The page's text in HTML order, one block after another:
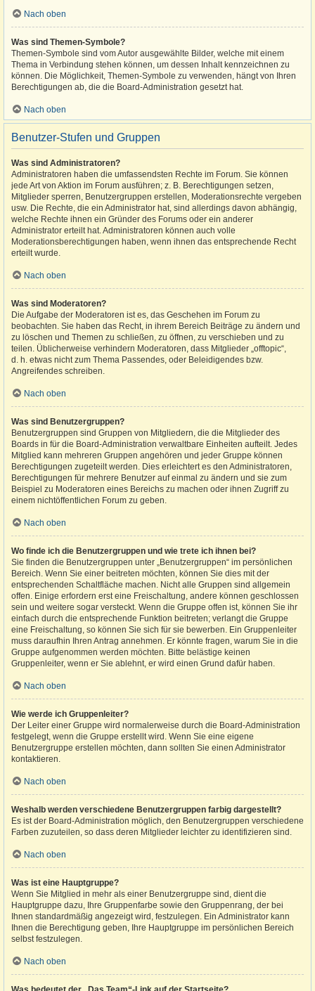
Nach oben
Was sind Themen-Symbole?
Themen-Symbole sind vom Autor ausgewählte Bilder, welche mit einem
Thema in Verbindung stehen können, um dessen Inhalt kennzeichnen zu
können. Die Möglichkeit, Themen-Symbole zu verwenden, hängt von Ihren
Berechtigungen ab, die die Board-Administration gesetzt hat.
Nach oben
Benutzer-Stufen und Gruppen
Was sind Administratoren?
Administratoren haben die umfassendsten Rechte im Forum. Sie können
jede Art von Aktion im Forum ausführen; z. B. Berechtigungen setzen,
Mitglieder sperren, Benutzergruppen erstellen, Moderationsrechte vergeben
usw. Die Rechte, die ein Administrator hat, sind allerdings davon abhängig,
welche Rechte ihnen ein Gründer des Forums oder ein anderer
Administrator erteilt hat. Administratoren können auch volle
Moderationsberechtigungen haben, wenn ihnen das entsprechende Recht
erteilt wurde.
Nach oben
Was sind Moderatoren?
Die Aufgabe der Moderatoren ist es, das Geschehen im Forum zu
beobachten. Sie haben das Recht, in ihrem Bereich Beiträge zu ändern und
zu löschen und Themen zu schließen, zu öffnen, zu verschieben und zu
teilen. Üblicherweise verhindern Moderatoren, dass Mitglieder „offtopic“,
d. h. etwas nicht zum Thema Passendes, oder Beleidigendes bzw.
Angreifendes schreiben.
Nach oben
Was sind Benutzergruppen?
Benutzergruppen sind Gruppen von Mitgliedern, die die Mitglieder des
Boards in für die Board-Administration verwaltbare Einheiten aufteilt. Jedes
Mitglied kann mehreren Gruppen angehören und jeder Gruppe können
Berechtigungen zugeteilt werden. Dies erleichtert es den Administratoren,
Berechtigungen für mehrere Benutzer auf einmal zu ändern und sie zum
Beispiel zu Moderatoren eines Bereichs zu machen oder ihnen Zugriff zu
einem nichtöffentlichen Forum zu geben.
Nach oben
Wo finde ich die Benutzergruppen und wie trete ich ihnen bei?
Sie finden die Benutzergruppen unter „Benutzergruppen“ im persönlichen
Bereich. Wenn Sie einer beitreten möchten, können Sie dies mit der
entsprechenden Schaltfläche machen. Nicht alle Gruppen sind allgemein
offen. Einige erfordern erst eine Freischaltung, andere können geschlossen
sein und weitere sogar versteckt. Wenn die Gruppe offen ist, können Sie ihr
einfach durch die entsprechende Funktion beitreten; verlangt die Gruppe
eine Freischaltung, so können Sie sich für sie bewerben. Ein Gruppenleiter
muss daraufhin Ihren Antrag annehmen. Er könnte fragen, warum Sie in die
Gruppe aufgenommen werden möchten. Bitte belästige keinen
Gruppenleiter, wenn er Sie ablehnt, er wird einen Grund dafür haben.
Nach oben
Wie werde ich Gruppenleiter?
Der Leiter einer Gruppe wird normalerweise durch die Board-Administration
festgelegt, wenn die Gruppe erstellt wird. Wenn Sie eine eigene
Benutzergruppe erstellen möchten, dann sollten Sie einen Administrator
kontaktieren.
Nach oben
Weshalb werden verschiedene Benutzergruppen farbig dargestellt?
Es ist der Board-Administration möglich, den Benutzergruppen verschiedene
Farben zuzuteilen, so dass deren Mitglieder leichter zu identifizieren sind.
Nach oben
Was ist eine Hauptgruppe?
Wenn Sie Mitglied in mehr als einer Benutzergruppe sind, dient die
Hauptgruppe dazu, Ihre Gruppenfarbe sowie den Gruppenrang, der bei
Ihnen standardmäßig angezeigt wird, festzulegen. Ein Administrator kann
Ihnen die Berechtigung geben, Ihre Hauptgruppe im persönlichen Bereich
selbst festzulegen.
Nach oben